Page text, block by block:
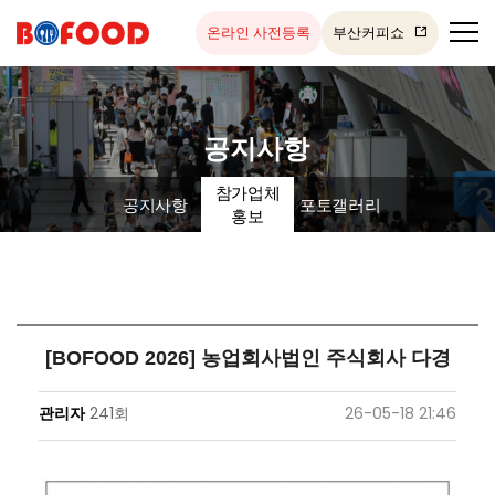
온라인 사전등록 부산커피쇼
공지사항
공지사항
참가업체
홍보
포토갤러리
[BOFOOD 2026] 농업회사법인 주식회사 다경
관리자 241회 26-05-18 21:46